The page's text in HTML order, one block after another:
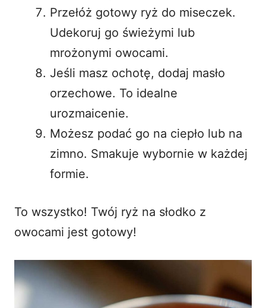
Przełóż gotowy ryż do miseczek.
Udekoruj go świeżymi lub
mrożonymi owocami.
Jeśli masz ochotę, dodaj masło
orzechowe. To idealne
urozmaicenie.
Możesz podać go na ciepło lub na
zimno. Smakuje wybornie w każdej
formie.
To wszystko! Twój ryż na słodko z
owocami jest gotowy!